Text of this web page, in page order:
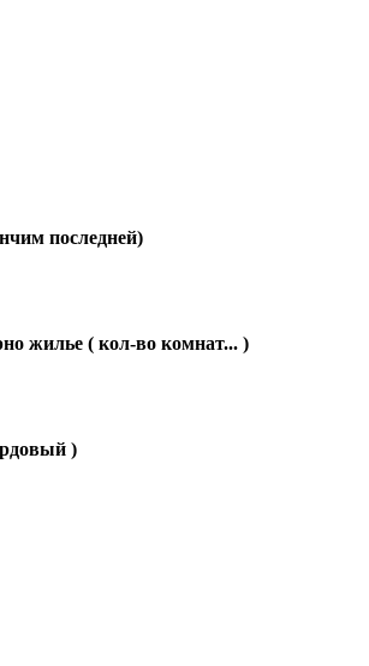
последней)
жилье ( кол-во комнат... )
)